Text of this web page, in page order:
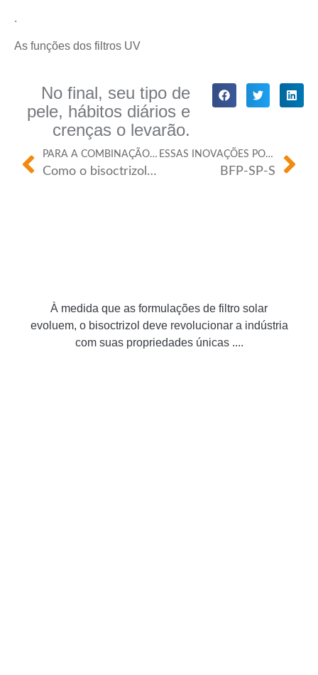
.
As funções dos filtros UV
No final, seu tipo de
pele, hábitos diários e
crenças o levarão.
PARA A COMBINAÇÃO PERFEITA.
Como o bisoctrizol é diferente de outros filtros UV orgânicos?
ESSAS INOVAÇÕES PODEM SER USADAS ALÉM DOS FILTROS SOLARES?
BFP-SP-S
À medida que as formulações de filtro solar
evoluem, o bisoctrizol deve revolucionar a indústria
com suas propriedades únicas ....